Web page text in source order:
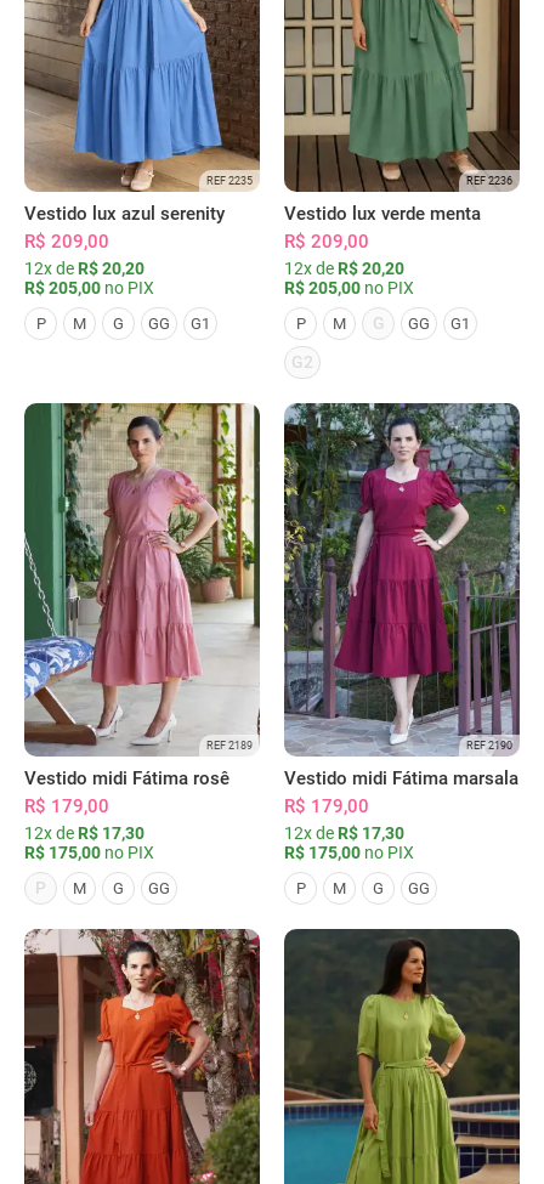
REF 2235
Vestido lux azul serenity
R$ 209,00
12x de R$ 20,20
R$ 205,00 no PIX
P M G GG G1
REF 2236
Vestido lux verde menta
R$ 209,00
12x de R$ 20,20
R$ 205,00 no PIX
P M G GG G1
G2
REF 2189
Vestido midi Fátima rosê
R$ 179,00
12x de R$ 17,30
R$ 175,00 no PIX
P
M G GG
REF 2190
Vestido midi Fátima marsala
R$ 179,00
12x de R$ 17,30
R$ 175,00 no PIX
P M G GG